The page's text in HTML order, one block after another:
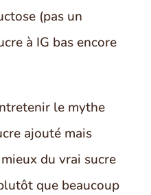
(pas un
à IG bas encore
le mythe
ajouté mais
du vrai sucre
que beaucoup